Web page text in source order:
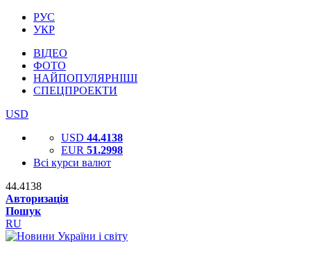
РУС
УКР
ВІДЕО
ФОТО
НАЙПОПУЛЯРНІШІ
СПЕЦПРОЕКТИ
USD
USD 44.4138
EUR 51.2998
Всі курси валют
44.4138
Авторизація
Пошук
RU